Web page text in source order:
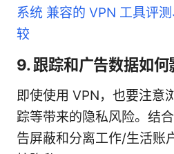
系统 兼容的 VPN 工具评
较
9. 跟踪和广告数据如何
即使使用 VPN，也要注意
踪等带来的隐私风险。结
告屏蔽和分离工作/生活账